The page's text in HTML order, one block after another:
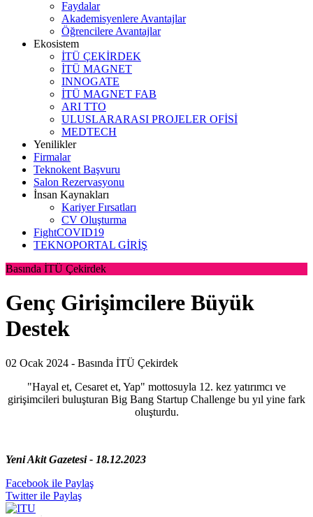
Faydalar
Akademisyenlere Avantajlar
Öğrencilere Avantajlar
Ekosistem
İTÜ ÇEKİRDEK
İTÜ MAGNET
INNOGATE
İTÜ MAGNET FAB
ARI TTO
ULUSLARARASI PROJELER OFİSİ
MEDTECH
Yenilikler
Firmalar
Teknokent Başvuru
Salon Rezervasyonu
İnsan Kaynakları
Kariyer Fırsatları
CV Oluşturma
FightCOVID19
TEKNOPORTAL GİRİŞ
Basında İTÜ Çekirdek
Genç Girişimcilere Büyük
Destek
02 Ocak 2024 - Basında İTÜ Çekirdek
"Hayal et, Cesaret et, Yap" mottosuyla 12. kez yatırımcı ve
girişimcileri buluşturan Big Bang Startup Challenge bu yıl yine fark
oluşturdu.
Yeni Akit Gazetesi - 18.12.2023
Facebook ile Paylaş
Twitter ile Paylaş